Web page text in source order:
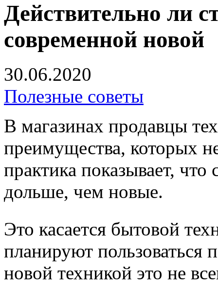
Действительно ли
современной новой
30.06.2020
Полезные советы
В магазинах продавцы
преимущества, которых
практика показывает,
дольше, чем новые.
Это касается бытовой
планируют пользоваться
новой техникой это не